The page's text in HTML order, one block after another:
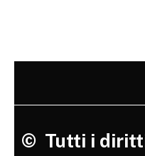
© Tutti i